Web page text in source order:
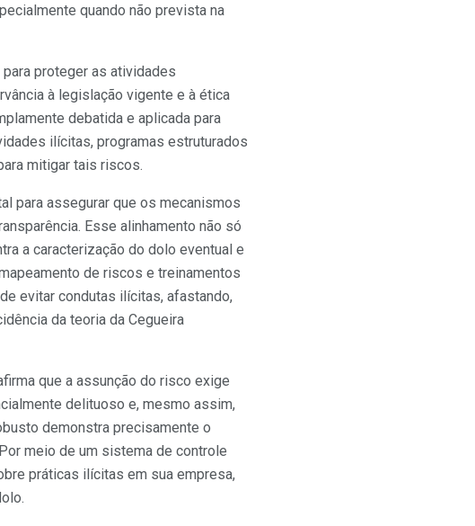
quando não prevista na
proteger as atividades
à legislação vigente e à ética
debatida e aplicada para
ilícitas, programas estruturados
mitigar tais riscos.
para assegurar que os mecanismos
Esse alinhamento não só
a caracterização do dolo eventual e
de riscos e treinamentos
evitar condutas ilícitas, afastando,
da teoria da Cegueira
que a assunção do risco exige
delituoso e, mesmo assim,
demonstra precisamente o
meio de um sistema de controle
práticas ilícitas em sua empresa,